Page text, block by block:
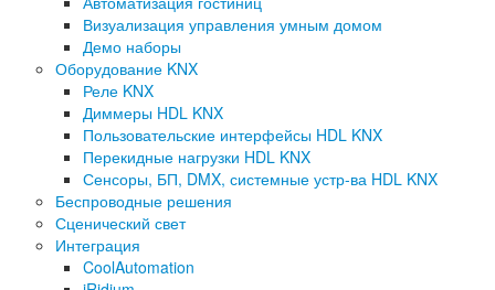
Визуализация управления умным домом
Демо наборы
Оборудование KNX
Реле KNX
Диммеры HDL KNX
Пользовательские интерфейсы HDL KNX
Перекидные нагрузки HDL KNX
Сенсоры, БП, DMX, системные устр-ва HDL KNX
Беспроводные решения
Сценический свет
Интеграция
CoolAutomation